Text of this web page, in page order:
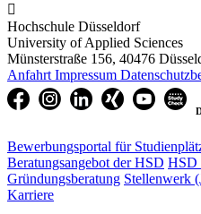

Hochschule Düsseldorf
University of Applied Sciences
Münsterstraße 156, 40476
Anfahrt Impressum
Bewerbungsportal für
Beratungsangebot der HSD HSD
Gründungsberatung Stellenwerk
Karriere